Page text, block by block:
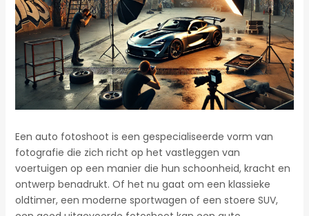
Een auto fotoshoot is een gespecialiseerde vorm van
fotografie die zich richt op het vastleggen van
voertuigen op een manier die hun schoonheid, kracht en
ontwerp benadrukt. Of het nu gaat om een klassieke
oldtimer, een moderne sportwagen of een stoere SUV,